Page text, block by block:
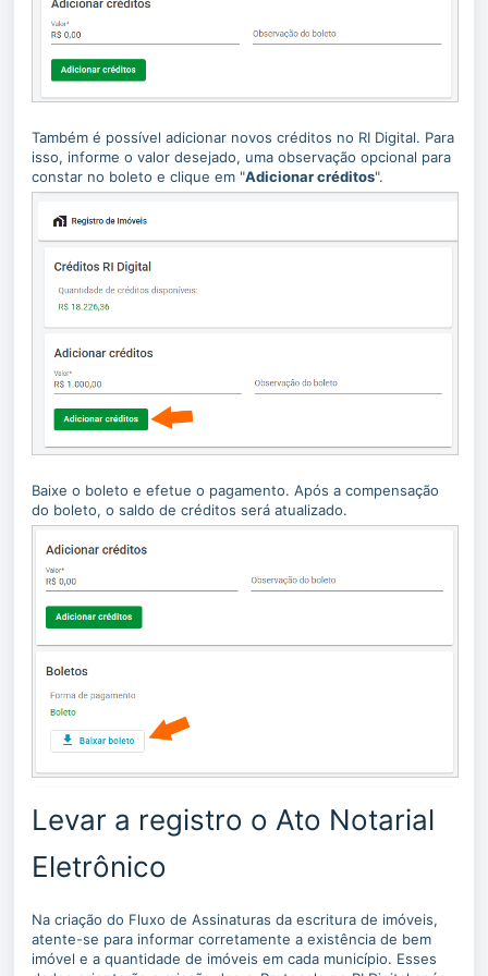
Também é possível adicionar novos créditos no RI Digital. Para
isso, informe o valor desejado, uma observação opcional para
constar no boleto e clique em "Adicionar créditos".
Baixe o boleto e efetue o pagamento. Após a compensação
do boleto, o saldo de créditos será atualizado.
Levar a registro o Ato Notarial
Eletrônico
Na criação do Fluxo de Assinaturas da escritura de imóveis,
atente-se para informar corretamente a existência de bem
imóvel e a quantidade de imóveis em cada município. Esses